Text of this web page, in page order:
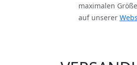
maximalen
auf unserer